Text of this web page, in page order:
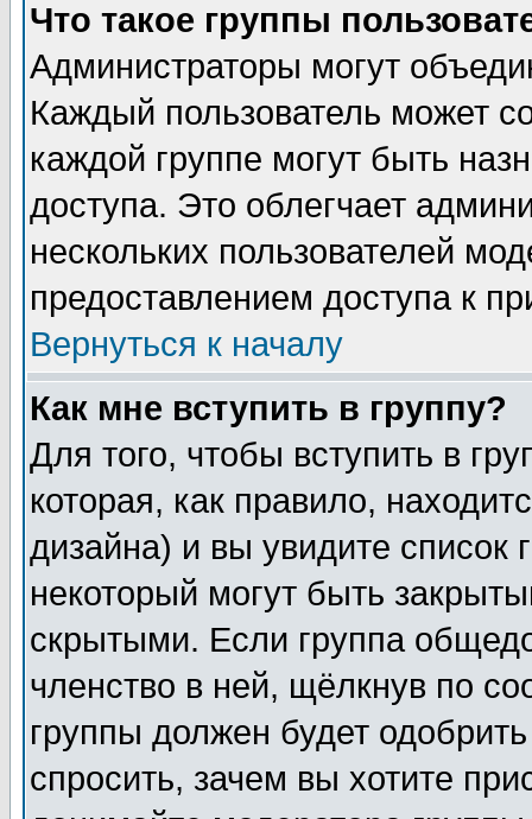
Что такое группы
Администраторы могут
Каждый пользователь может
каждой группе могут быть
доступа. Это облегчает
нескольких пользователей
предоставлением доступа к
Вернуться к началу
Как мне вступить в группу?
Для того, чтобы вступить в
которая, как правило,
дизайна) и вы увидите список
некоторый могут быть
скрытыми. Если группа
членство в ней, щёлкнув по
группы должен будет
спросить, зачем вы хотите